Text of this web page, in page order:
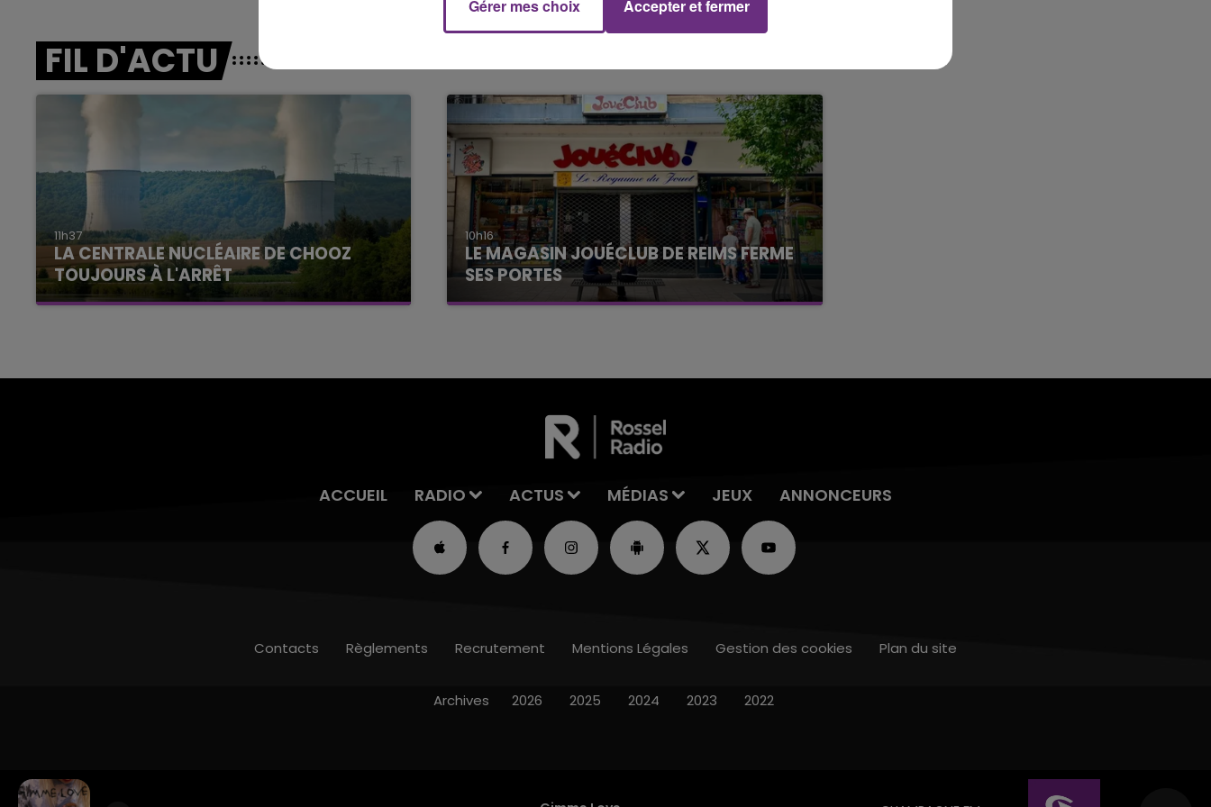
FIL D'ACTU
11h37
LA CENTRALE NUCLÉAIRE DE CHOOZ
TOUJOURS À L'ARRÊT
Cela fait déjà une semaine que la centrale
10h16
LE MAGASIN JOUÉCLUB DE REIMS FERME
SES PORTES
C'était l'une des institutions du centre-ville
ACCUEIL RADIO ACTUS MÉDIAS JEUX ANNONCEURS
Contacts Règlements Recrutement Mentions Légales Gestion des cookies Plan du site
Archives 2026 2025 2024 2023 2022
Gérer mes choix Accepter et fermer